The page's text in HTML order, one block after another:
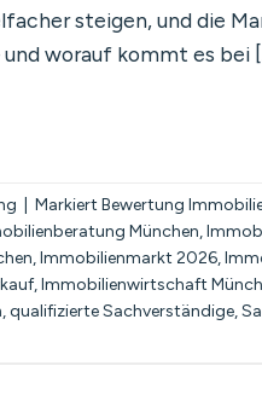
steigen, und die
worauf kommt es bei
Markiert Bewertung
München,
,Immobilienmarkt 2026,
,Immobilienwirtschaft
,qualifizierte Sachverständige,